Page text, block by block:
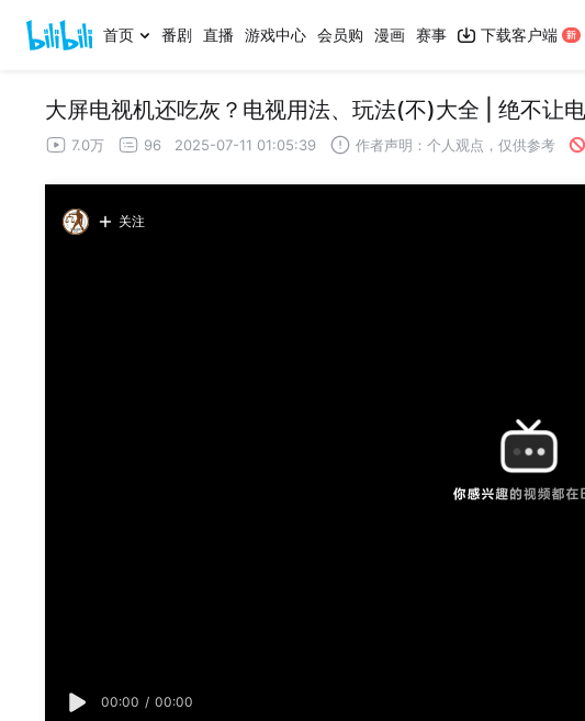
首页 番剧 直播 游戏中心 会员购 漫画 赛事 下载客户端
大屏电视机还吃灰？电视用法、玩法(不)大全 | 绝不让
7.0万 96 2025-07-11 01:05:39 作者声明：个人观点，仅供参考
关注
00:00 / 00:00